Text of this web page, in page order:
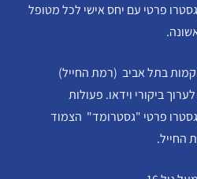
פרטי עם יחס אישי לכל מטופל
בתל אביב (רמת החייל)
ביקורי וידאו. פעולות
גסטרו פרטי "גסטרומד" הצמוד
החייל.